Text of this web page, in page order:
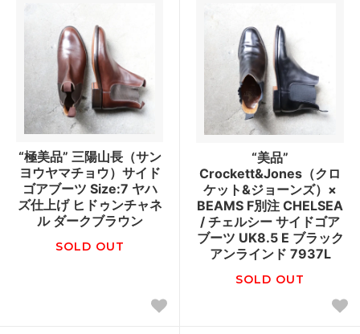
“極美品” 三陽山長（サン
ヨウヤマチョウ）サイド
ゴアブーツ Size:7 ヤハ
ズ仕上げ ヒドゥンチャネ
ル ダークブラウン
SOLD OUT
“美品”
Crockett&Jones（クロ
ケット&ジョーンズ）×
BEAMS F別注 CHELSEA
/ チェルシー サイドゴア
ブーツ UK8.5 E ブラック
アンラインド 7937L
SOLD OUT